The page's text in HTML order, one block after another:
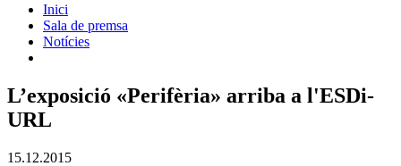
Inici
Sala de premsa
Notícies
L’exposició «Perifèria» arriba a l'ESDi-
URL
15.12.2015